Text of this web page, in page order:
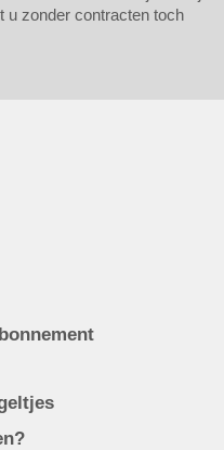
u zonder contracten toch